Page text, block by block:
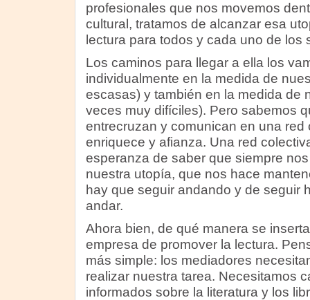
profesionales que nos movemos
cultural, tratamos de alcanzar esa
lectura para todos y cada uno de los
Los caminos para llegar a ella los
individualmente en la medida de
escasas) y también en la medida de
veces muy difíciles). Pero sabemos
entrecruzan y comunican en una red
enriquece y afianza. Una red
esperanza de saber que siempre
nuestra utopía, que nos hace
hay que seguir andando y de seguir
andar.
Ahora bien, de qué manera se
empresa de promover la lectura.
más simple: los mediadores
realizar nuestra tarea. Necesitamos
informados sobre la literatura y los